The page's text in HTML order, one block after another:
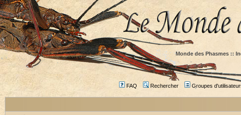
Monde des Phasmes ::
FAQ Rechercher Groupes